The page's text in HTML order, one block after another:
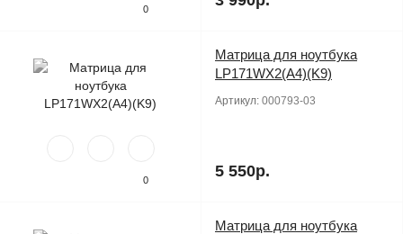
0
0
Матрица для ноутбука
LP171WX2(A4)(K9)
Артикул: 000793-03
5 550р.
Матрица для ноутбука